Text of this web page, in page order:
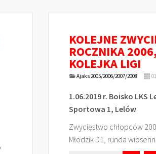
KOLEJNE
ROCZNIKA
KOLEJKA LIGI
Ajaks 2005/2006/2007/2008
1.06.2019 r. Boisko LKS
Sportowa 1, Lelów
Zwycięstwo chłopców
Młodzik D1, runda